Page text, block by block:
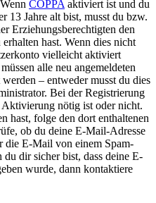
COPPA aktiviert ist und du
13 Jahre alt bist, musst du bzw.
Erziehungsberechtigten den
hast. Wenn dies nicht
vielleicht aktiviert
alle neu angemeldeten
– entweder musst du dies
Bei der Registrierung
nötig ist oder nicht.
hast, folge den dort enthaltenen
ob du deine E-Mail-Adresse
die E-Mail von einem Spam-
dir sicher bist, dass deine E-
wurde, dann kontaktiere